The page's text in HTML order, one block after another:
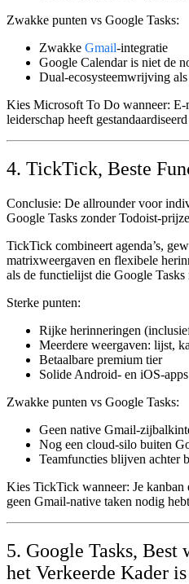
Zwakke punten vs Google Tasks:
Zwakke Gmail-integratie
Google Calendar is niet de
Dual-ecosysteemwrijving
Kies Microsoft To Do wanneer: E-
leiderschap heeft
4. TickTick, Beste
Conclusie: De allrounder voor
Google Tasks zonder Todoist-
TickTick combineert agenda’s,
matrixweergaven en flexibele
als de functielijst die Google
Sterke punten:
Rijke herinneringen
Meerdere weergaven: lijst,
Betaalbare premium tier
Solide Android- en iOS-apps
Zwakke punten vs Google Tasks:
Geen native Gmail-
Nog een cloud-silo buiten
Teamfuncties blijven achter
Kies TickTick wanneer: Je kanban
geen Gmail-native taken nodig
5. Google Tasks, Best
het Verkeerde Kader is